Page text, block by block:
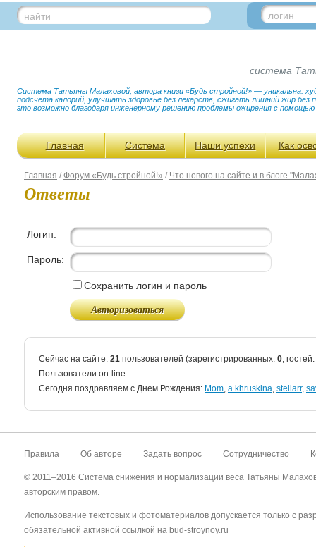
найти логин
система
Система Татьяны Малаховой, автора книги «Будь стройной!» — уникальна:
подсчета калорий, улучшать здоровье без лекарств, сжигать лишний жир
это возможно благодаря инженерному решению проблемы ожирения с
Главная Система Наши успехи Как
Главная /Форум «Будь стройной!» / Что нового на сайте и в блоге
Ответы
Логин:
Пароль:
Сохранить логин и пароль
Сейчас на сайте: 21 пользователей (зарегистрированных: 0, гостей:
Пользователи on-line:
Cегодня поздравляем с Днем Рождения: Mom, a.khruskina, stellarr,
Правила Об авторе Задать вопрос Сотрудничество
© 2011–2016 Система снижения и нормализации веса Татьяны
авторским правом.
Использование текстовых и фотоматериалов допускается только с
обязательной активной ссылкой на bud-stroynoy.ru